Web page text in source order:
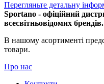
Перегляньте детальну
Sportano - офіційний
всесвітньовідомих брендів.
В нашому асортименті
товари.
Про нас